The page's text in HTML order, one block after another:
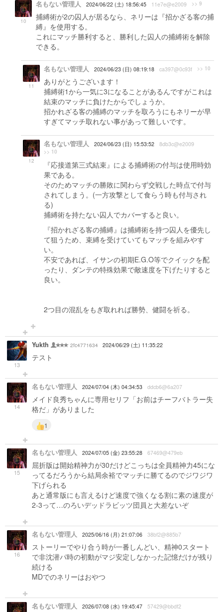
10
名もない管理人 2024/06/22 (土) 18:56:45 11e7e@e2009 >> 9
捕縛術が2の囚人が居るなら、ネリーは『招かざる客の捕
縛』を使用する。
これにマッチ勝利すると、勝利した囚人の捕縛術を解除
できる。
11
名もない管理人 2024/06/23 (日) 08:19:18 ca397@0c93f >> 10
ありがとうございます！
捕縛術1から一気に3になることがあるんですがこれは
結束のマッチに負けたからでしょうか。
招かれざる客の捕縛のマッチを取ろうにもネリーが早
すぎてマッチ取れない事があって難しいです。
12
名もない管理人 2024/06/23 (日) 15:53:52 8db3c@e2009
>> 10
『応接道第三式結束』による捕縛術の付与は使用時効
果である。
そのためマッチの勝敗に関わらず交戦した時点で付与
されてしまう。(一方攻撃として食らう時も付与され
る)
捕縛術を持たない囚人でカバーすると良い。
『招かれざる客の捕縛』は捕縛術を持つ囚人を優先し
て狙うため、束縛を受けていてもマッチを組みやす
い。
不安であれば、イサンの初期E.G.O等でクイックを配
ったり、ダンテの特殊効果で敵速度を下げたりすると
良い。
2つ目の混乱をもぎ取れれば勝勢、健闘を祈る。
13
Yukth 2fc4771634 2024/06/29 (土) 11:35:22
テスト
14
名もない管理人 2024/07/04 (木) 04:34:53 ddcb6@6a207
メイド良秀ちゃんに専用セリフ「お前はチーフバトラー失
格だ」がありました
1
15
名もない管理人 2024/07/05 (金) 23:55:28 67469@479eb
屈折版は開始精神力が30だけどこっちは全員精神力45にな
ってるだろうから結局余裕でマッチに勝てるのでジワジワ
下げられる
あと通常版にも言えるけど速度で強くなる割に素の速度が
2-3って…のろいデッドラビッツ団員と大差ないぞ
16
名もない管理人 2025/06/16 (月) 21:07:06 38bf2@885b7
ストーリーでやり合う時が一番しんどい、精神0スタート
で非沈潜パ時の初動がマジ安定しなかった記憶だけが残り
続ける
MDでのネリーはおやつ
名もない管理人 2026/07/08 (水) 19:45:47 57429@bbdf2